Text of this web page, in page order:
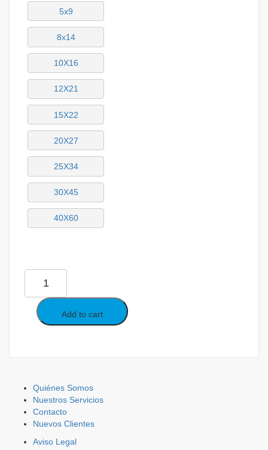
5x9
8x14
10X16
12X21
15X22
20X27
25X34
30X45
40X60
EXPANDIBLE
POLIÉSTER
quantity
Add to cart
Quiénes Somos
Nuestros Servicios
Contacto
Nuevos Clientes
Aviso Legal